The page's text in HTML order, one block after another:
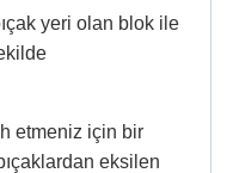
yeri olan blok ile
etmeniz için bir
eksilen